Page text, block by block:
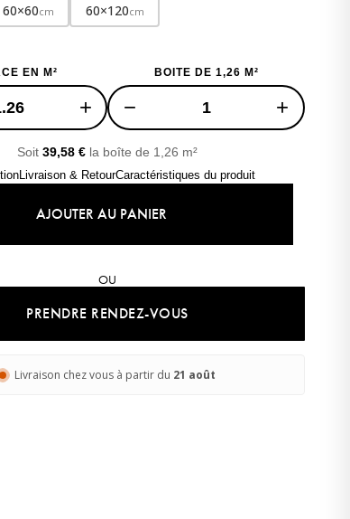
60×60cm 60×120cm
EN M²
+
BOITE DE 1,26 M²
− +
Soit39,58€ la boîte de 1,26 m²
Livraison & RetourCaractéristiques du produit
AJOUTER AU PANIER
OU
PRENDRE RENDEZ-VOUS
Livraison chez vous à partir du 21 août
Léa